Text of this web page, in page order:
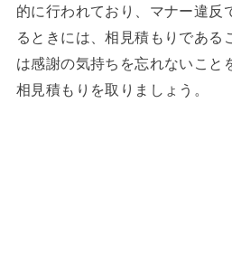
的に行われており、マナー違反
るときには、相見積もりである
は感謝の気持ちを忘れないこと
相見積もりを取りましょう。